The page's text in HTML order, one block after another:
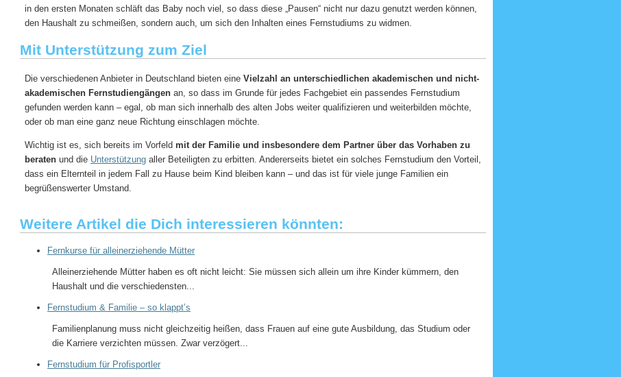
in den ersten Monaten schläft das Baby noch viel, so dass diese „Pausen“ nicht nur dazu genutzt werden können,
den Haushalt zu schmeißen, sondern auch, um sich den Inhalten eines Fernstudiums zu widmen.
Mit Unterstützung zum Ziel
Die verschiedenen Anbieter in Deutschland bieten eine Vielzahl an unterschiedlichen akademischen und nicht-
akademischen Fernstudiengängen an, so dass im Grunde für jedes Fachgebiet ein passendes Fernstudium
gefunden werden kann – egal, ob man sich innerhalb des alten Jobs weiter qualifizieren und weiterbilden möchte,
oder ob man eine ganz neue Richtung einschlagen möchte.
Wichtig ist es, sich bereits im Vorfeld mit der Familie und insbesondere dem Partner über das Vorhaben zu
beraten und die Unterstützung aller Beteiligten zu erbitten. Andererseits bietet ein solches Fernstudium den Vorteil,
dass ein Elternteil in jedem Fall zu Hause beim Kind bleiben kann – und das ist für viele junge Familien ein
begrüßenswerter Umstand.
Weitere Artikel die Dich interessieren könnten:
Fernkurse für alleinerziehende Mütter
Alleinerziehende Mütter haben es oft nicht leicht: Sie müssen sich allein um ihre Kinder kümmern, den
Haushalt und die verschiedensten...
Fernstudium & Familie – so klappt’s
Familienplanung muss nicht gleichzeitig heißen, dass Frauen auf eine gute Ausbildung, das Studium oder
die Karriere verzichten müssen. Zwar verzögert...
Fernstudium für Profisportler